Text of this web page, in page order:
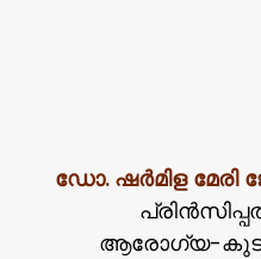
ഡോ. ഷർമിള
ആരോഗ്യ-